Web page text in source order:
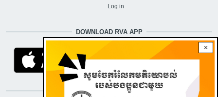
×
Log in
DOWNLOAD RVA APP
STAY CONNECTED WITH US!